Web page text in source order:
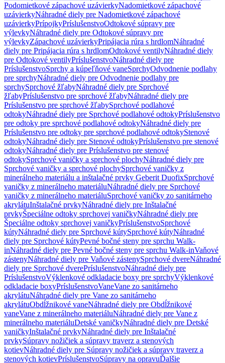
Podomietkové zápachové uzávierkyNadomietkové zápachové
uzávierkyNáhradné diely pre Nadomietkové zápachové
uzávierkyPrípojkyPríslušenstvoOdtokové súpravy pre
výlevkyNáhradné diely pre Odtokové súpravy pre
výlevkyZápachové uzávierkyPripájacia rúra s hrdlomNáhradné
diely pre Pripájacia rúra s hrdlomOdtokové ventilyNáhradné diely
pre Odtokové ventilyPríslušenstvoNáhradné diely pre
PríslušenstvoSprchy a kúpeľňové vaneSprchyOdvodnenie podlahy
pre sprchyNáhradné diely pre Odvodnenie podlahy pre
sprchySprchové žľabyNáhradné diely pre Sprchové
žľabyPríslušenstvo pre sprchové žľabyNáhradné diely pre
Príslušenstvo pre sprchové žľabySprchové podlahové
odtokyNáhradné diely pre Sprchové podlahové odtokyPríslušenstvo
pre odtoky pre sprchové podlahové odtokyNáhradné diely pre
Príslušenstvo pre odtoky pre sprchové podlahové odtokyStenové
odtokyNáhradné diely pre Stenové odtokyPríslušenstvo pre stenové
odtokyNáhradné diely pre Príslušenstvo pre stenové
odtokySprchové vaničky a sprchové plochyNáhradné diely pre
Sprchové vaničky a sprchové plochySprchové vaničky z
minerálneho materiálu a inštalačné prvky Geberit DuofixSprchové
vaničky z minerálneho materiáluNáhradné diely pre Sprchové
vaničky z minerálneho materiáluSprchové vaničky zo sanitárneho
akrylátuInštalačné prvkyNáhradné diely pre Inštalačné
prvkyŠpeciálne odtoky sprchovej vaničkyNáhradné diely pre
Špeciálne odtoky sprchovej vaničkyPríslušenstvoSprchové
kútyNáhradné diely pre Sprchové kútySprchové kútyNáhradné
diely pre Sprchové kútyPevné bočné steny pre sprchu Walk-
inNáhradné diely pre Pevné bočné steny pre sprchu Walk-inVaňové
zástenyNáhradné diely pre Vaňové zástenySprchové dvereNáhradné
diely pre Sprchové dverePríslušenstvoNáhradné diely pre
PríslušenstvoVýklenkové odkladacie boxy pre sprchyVýklenkové
odkladacie boxyPríslušenstvoVaneVane zo sanitárneho
akrylátuNáhradné diely pre Vane zo sanitárneho
akrylátuObdĺžnikové vaneNáhradné diely pre Obdĺžnikové
vaneVane z minerálneho materiáluNáhradné diely pre Vane z
minerálneho materiáluDetské vaničkyNáhradné diely pre Detské
vaničkyInštalačné prvkyNáhradné diely pre Inštalačné
prvkySúpravy nožičiek a súpravy traverz a stenových
kotievNáhradné diely pre Súpravy nožičiek a súpravy traverz a
stenových kotievPríslušenstvoSúpravy na opravuĎalšie